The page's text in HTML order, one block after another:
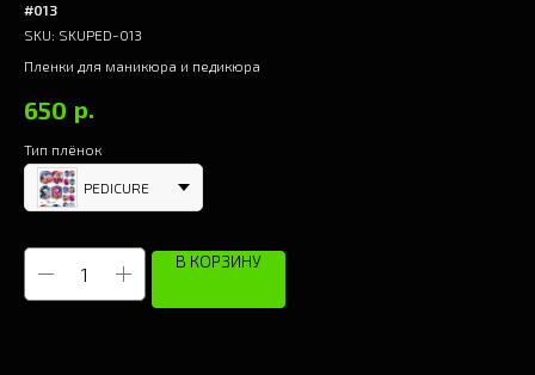
#013
SKU: SKUPED-013
Пленки для маникюра и педикюра
650 р.
Тип плёнок
PEDICURE
В КОРЗИНУ